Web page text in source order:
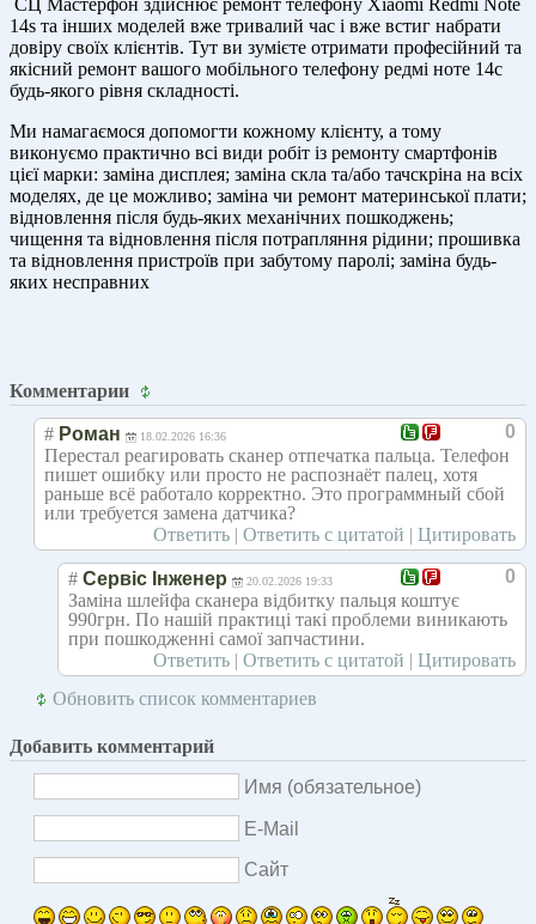
СЦ Мастерфон здійснює ремонт телефону Xiaomi Redmi Note
14s та інших моделей вже тривалий час і вже встиг набрати
довіру своїх клієнтів. Тут ви зумієте отримати професійний та
якісний ремонт вашого мобільного телефону редмі ноте 14с
будь-якого рівня складності.
Ми намагаємося допомогти кожному клієнту, а тому
виконуємо практично всі види робіт із ремонту смартфонів
цієї марки: заміна дисплея; заміна скла та/або тачскріна на всіх
моделях, де це можливо; заміна чи ремонт материнської плати;
відновлення після будь-яких механічних пошкоджень;
чищення та відновлення після потрапляння рідини; прошивка
та відновлення пристроїв при забутому паролі; заміна будь-
яких несправних
Комментарии
0
# Роман 18.02.2026 16:36
Перестал реагировать сканер отпечатка пальца. Телефон
пишет ошибку или просто не распознаёт палец, хотя
раньше всё работало корректно. Это программный сбой
или требуется замена датчика?
Ответить | Ответить с цитатой | Цитировать
0
# Сервіс Інженер 20.02.2026 19:33
Заміна шлейфа сканера відбитку пальця коштує
990грн. По нашій практиці такі проблеми виникають
при пошкодженні самої запчастини.
Ответить | Ответить с цитатой | Цитировать
Обновить список комментариев
Добавить комментарий
Имя (обязательное)
E-Mail
Сайт